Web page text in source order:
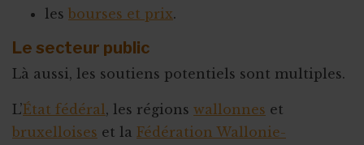
les bourses et prix.
Le secteur public
Là aussi, les soutiens potentiels sont multiples.
L’État fédéral, les régions wallonnes et
bruxelloises et la Fédération Wallonie-